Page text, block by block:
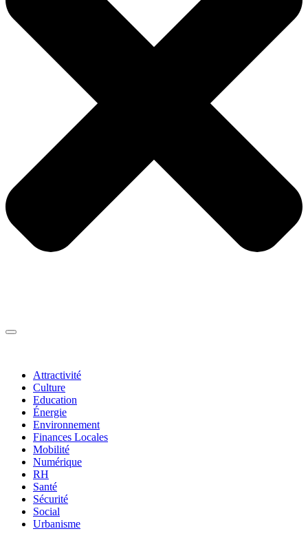
Attractivité
Culture
Education
Énergie
Environnement
Finances Locales
Mobilité
Numérique
RH
Santé
Sécurité
Social
Urbanisme